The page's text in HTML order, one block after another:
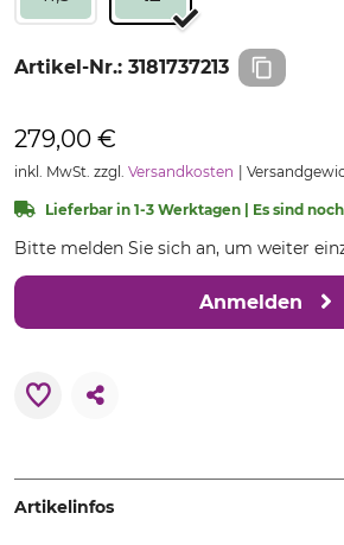
Artikel-Nr.: 3181737213
279,00 €
inkl. MwSt. zzgl. Versandkosten
Lieferbar in 1-3 Werktagen | Es sind
Bitte melden Sie sich an, um weiter
Anmelden
Artikelinfos